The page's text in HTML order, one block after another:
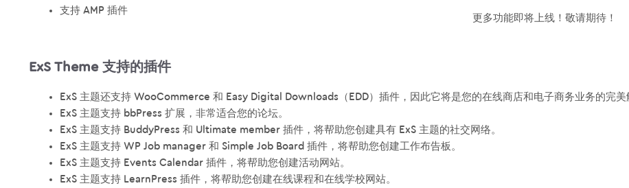
支持 AMP 插件
更多功能即将上线！敬请期待！
ExS Theme 支持的插件
ExS 主题还支持 WooCommerce 和 Easy Digital Downloads（EDD）插件，因此它将是您的在线商店和电子商务业务的完美
ExS 主题支持 bbPress 扩展，非常适合您的论坛。
ExS 主题支持 BuddyPress 和 Ultimate member 插件，将帮助您创建具有 ExS 主题的社交网络。
ExS 主题支持 WP Job manager 和 Simple Job Board 插件，将帮助您创建工作布告板。
ExS 主题支持 Events Calendar 插件，将帮助您创建活动网站。
ExS 主题支持 LearnPress 插件，将帮助您创建在线课程和在线学校网站。